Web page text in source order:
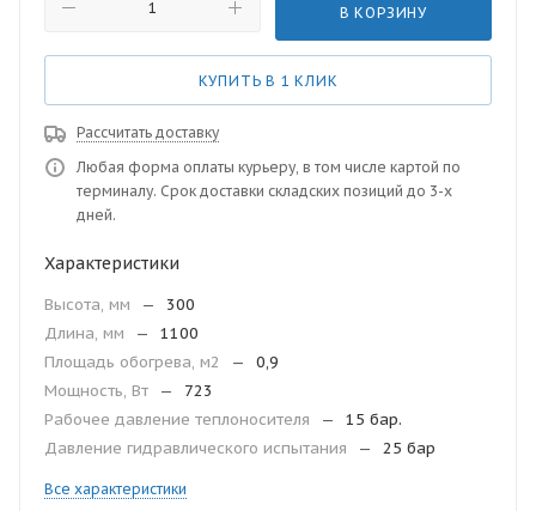
В КОРЗИНУ
КУПИТЬ В 1 КЛИК
Рассчитать доставку
Любая форма оплаты курьеру, в том числе картой по
терминалу. Срок доставки складских позиций до 3-х
дней.
Характеристики
Высота, мм —
300
Длина, мм
—
1100
Площадь обогрева, м2
—
0,9
Мощность, Вт
—
723
Рабочее давление теплоносителя
—
15 бар.
Давление гидравлического испытания
— 25 бар
Все характеристики